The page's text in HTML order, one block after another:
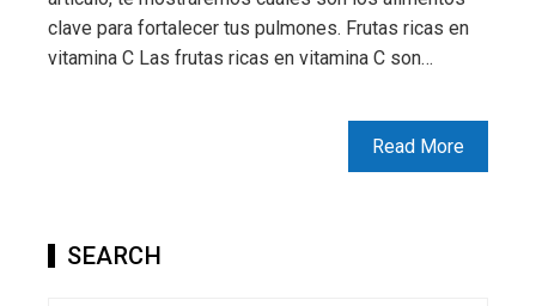
clave para fortalecer tus pulmones. Frutas ricas en
vitamina C Las frutas ricas en vitamina C son…
Read More
SEARCH